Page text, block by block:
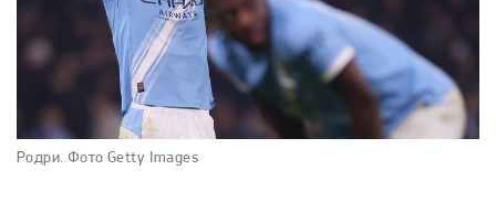
Родри. Фото Getty Images